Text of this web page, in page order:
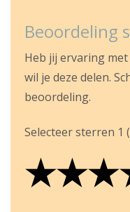
Beoordeling
Heb jij ervaring
wil je deze delen.
beoordeling.
Selecteer sterren 1
★
★★
★★★
★★★
★★★